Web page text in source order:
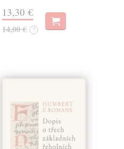
13,30 €
14,00 € ?